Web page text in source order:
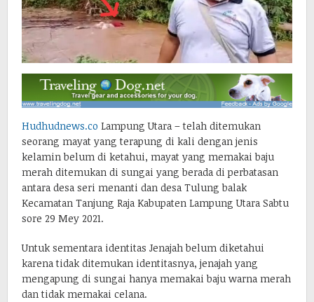
Hudhudnews.co Lampung Utara – telah ditemukan
seorang mayat yang terapung di kali dengan jenis
kelamin belum di ketahui, mayat yang memakai baju
merah ditemukan di sungai yang berada di perbatasan
antara desa seri menanti dan desa Tulung balak
Kecamatan Tanjung Raja Kabupaten Lampung Utara Sabtu
sore 29 Mey 2021.
Untuk sementara identitas Jenajah belum diketahui
karena tidak ditemukan identitasnya, jenajah yang
mengapung di sungai hanya memakai baju warna merah
dan tidak memakai celana.